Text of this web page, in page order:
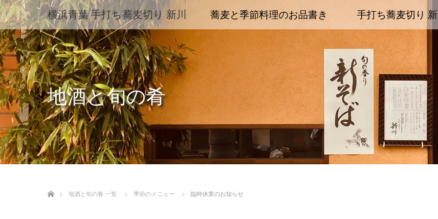
横浜青葉 手打ち蕎麦切り 新川 蕎麦と季節料理のお品書き 手打ち蕎麦切り
地酒と旬の肴
地酒と旬の肴 一覧
季節のメニュー 臨時休業のお知らせ